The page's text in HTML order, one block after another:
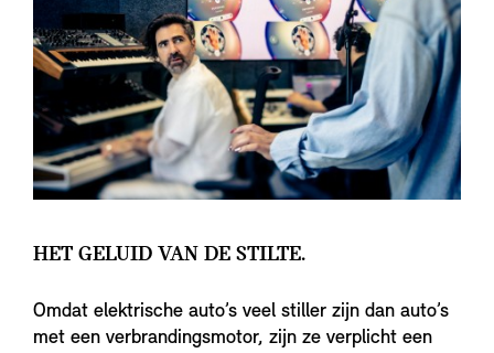
HET GELUID VAN DE STILTE.
Omdat elektrische auto’s veel stiller zijn dan auto’s
met een verbrandingsmotor, zijn ze verplicht een